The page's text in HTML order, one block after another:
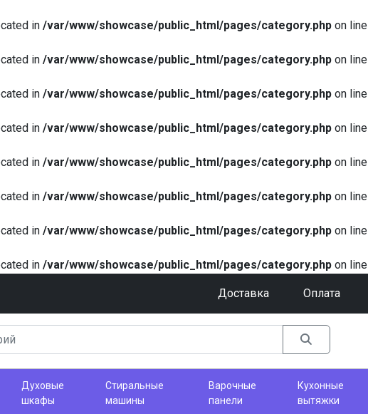
in /var/www/showcase/public_html/pages/category.php on line
in /var/www/showcase/public_html/pages/category.php on line
in /var/www/showcase/public_html/pages/category.php on line
in /var/www/showcase/public_html/pages/category.php on line
in /var/www/showcase/public_html/pages/category.php on line
in /var/www/showcase/public_html/pages/category.php on line
in /var/www/showcase/public_html/pages/category.php on line
in /var/www/showcase/public_html/pages/category.php on line
Доставка Оплата
Духовые
шкафы
Стиральные
машины
Варочные
панели
Кухонные
вытяжки